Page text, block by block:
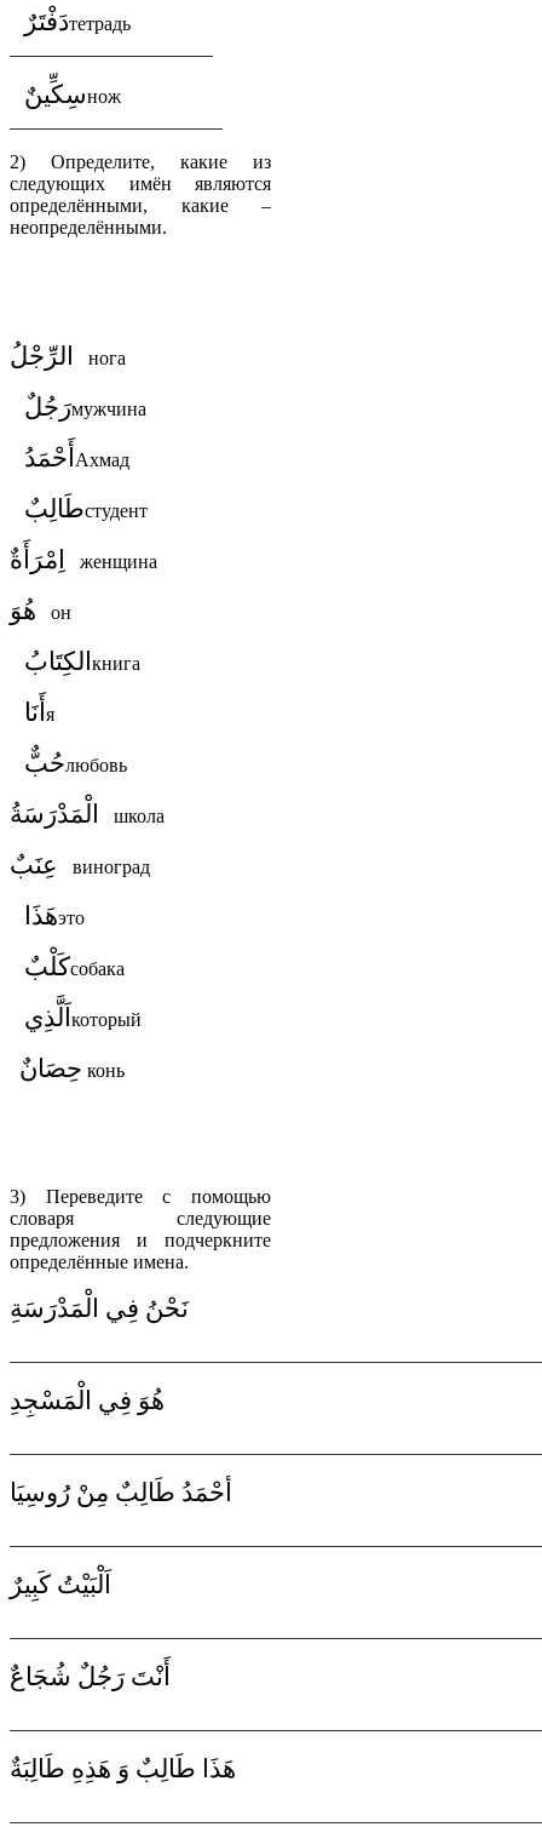
دَفْتَرٌтетрадь
سِكِّينٌнож
2) Определите, какие из
следующих имён являются
определёнными, какие –
неопределёнными.
الرِّجْلُ нога
رَجُلٌмужчина
أَحْمَدُ Ахмад
طَالِبٌстудент
اِمْرَأَةٌ женщина
هُوَ он
الكِتَابُ книга
أَنَا я
حُبٌّлюбовь
الْمَدْرَسَةُ школа
عِنَبٌ виноград
هَذَاэто
كَلْبٌсобака
اَلَّذِي который
حِصَانٌ конь
3) Переведите с помощью
словаря следующие
предложения и подчеркните
определённые имена.
نَحْنُ فِي الْمَدْرَسَةِ
هُوَ فِي الْمَسْجِدِ
أحْمَدُ طَالِبٌ مِنْ رُوسِيَا
اَلْبَيْتُ كَبِيرٌ
أَنْتَ رَجُلٌ شُجَاعٌ
هَذَا طَالِبٌ وَ هَذِهِ طَالِبَةٌ